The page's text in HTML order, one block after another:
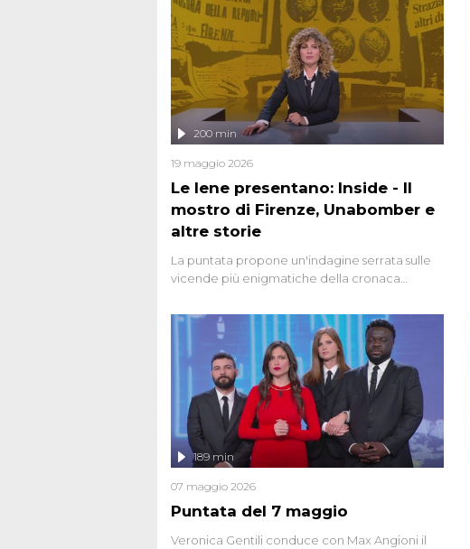
Le Iene presentano: Inside - Il
mostro di Firenze, Unabomber e
altre storie
200 min
19 maggio 2026
La puntata propone un'indagine serrata sulle
vicende più enigmatiche della cronaca
seriale responsabile di decine di attentati tra
gli anni '90 e il 2000 che, inquietantemente,
potrebbe essere ancora in libertà. Lo speciale
affronta inoltre le zone d'ombra sul Mostro di
Firenze, le cui responsabilità appaiono ancora
oggi avvolte in un groviglio di dubbi mai
chiariti. Nel corso dello speciale anche
l'intervista inedita a Olindo Romano, realizzata
ne...
Puntata del 7 maggio
189 min
07 maggio 2026
Veronica Gentili conduce con Max Angioni il